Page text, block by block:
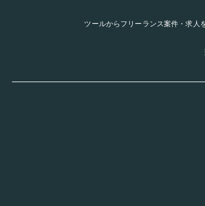
ツールからフリーランス案件・求人